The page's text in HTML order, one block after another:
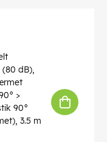
dB),
>
90°
3.5 m